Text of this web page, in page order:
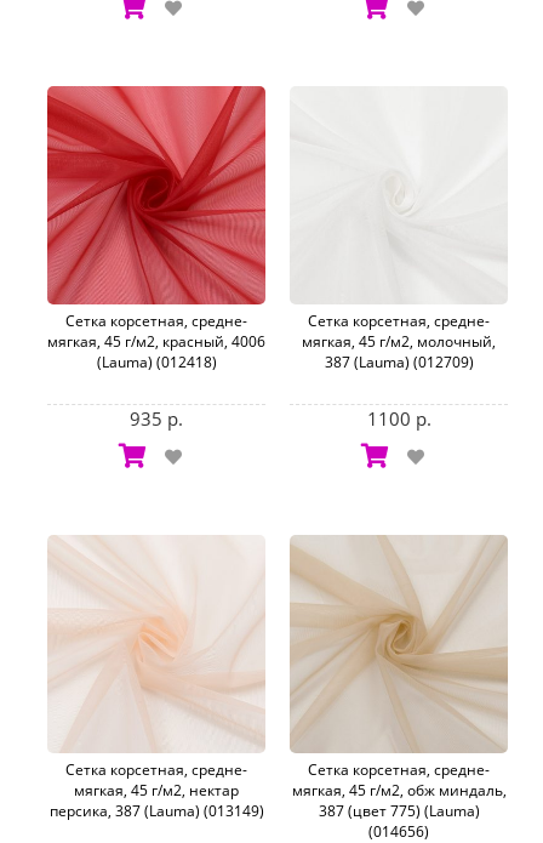
Сетка корсетная, средне-
мягкая, 45 г/м2, красный, 4006
(Lauma) (012418)
935 р.
Сетка корсетная, средне-
мягкая, 45 г/м2, молочный,
387 (Lauma) (012709)
1100 р.
Сетка корсетная, средне-
мягкая, 45 г/м2, нектар
персика, 387 (Lauma) (013149)
Сетка корсетная, средне-
мягкая, 45 г/м2, обж миндаль,
387 (цвет 775) (Lauma)
(014656)